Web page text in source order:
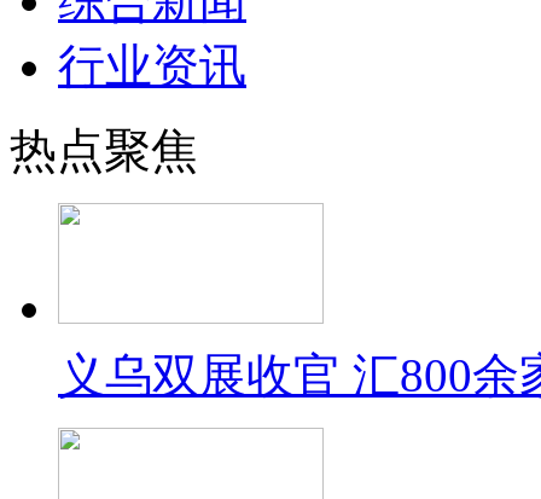
行业资讯
热点聚焦
义乌双展收官 汇800